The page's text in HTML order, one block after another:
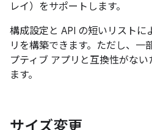
レイ）をサポートします。
構成設定と API の短いリストに
リを構築できます。ただし、一
プティブ アプリと互換性がな
ます。
サイズ変更